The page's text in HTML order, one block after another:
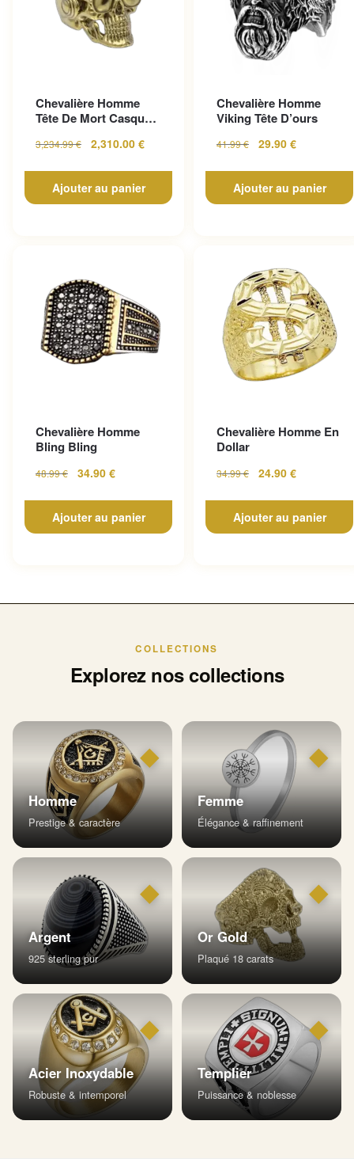
Chevalière Homme
Tête De Mort Casque
3,234.99€ 2,310.00 €
Ajouter au panier
Chevalière Homme
Viking Tête D’ours
41.99€ 29.90 €
Ajouter au panier
Chevalière Homme
Bling Bling
48.99€ 34.90 €
Ajouter au panier
Chevalière Homme En
Dollar
34.99€ 24.90 €
Ajouter au panier
COLLECTIONS
Explorez nos collections
◆
Homme
Prestige & caractère
◆
Femme
Élégance & raffinement
◆
Argent
925 sterling pur
◆
Or Gold
Plaqué 18 carats
◆
Acier Inoxydable
Robuste & intemporel
◆
Templier
Puissance & noblesse